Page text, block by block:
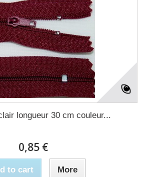
longueur 30 cm couleur...
0,85 €
to cart More